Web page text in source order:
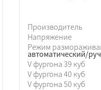
Производитель
Напряжение
Режим
автоматический/
V фургона 39 куб
V фургона 40 куб
V фургона 50 куб